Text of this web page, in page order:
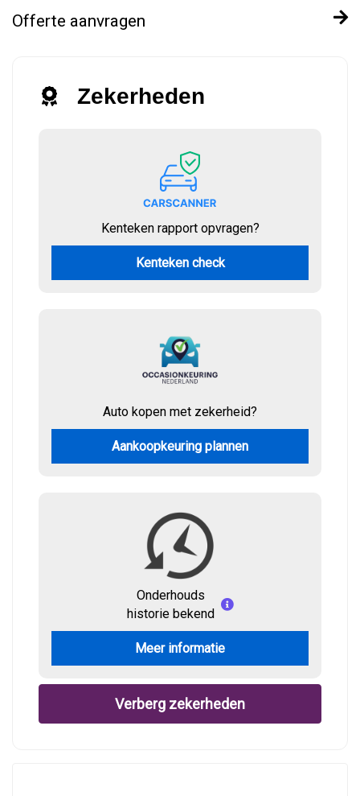
Offerte aanvragen
Zekerheden
Kenteken rapport opvragen?
Kenteken check
Auto kopen met zekerheid?
Aankoopkeuring plannen
Onderhouds
historie bekend
Meer informatie
Verberg zekerheden